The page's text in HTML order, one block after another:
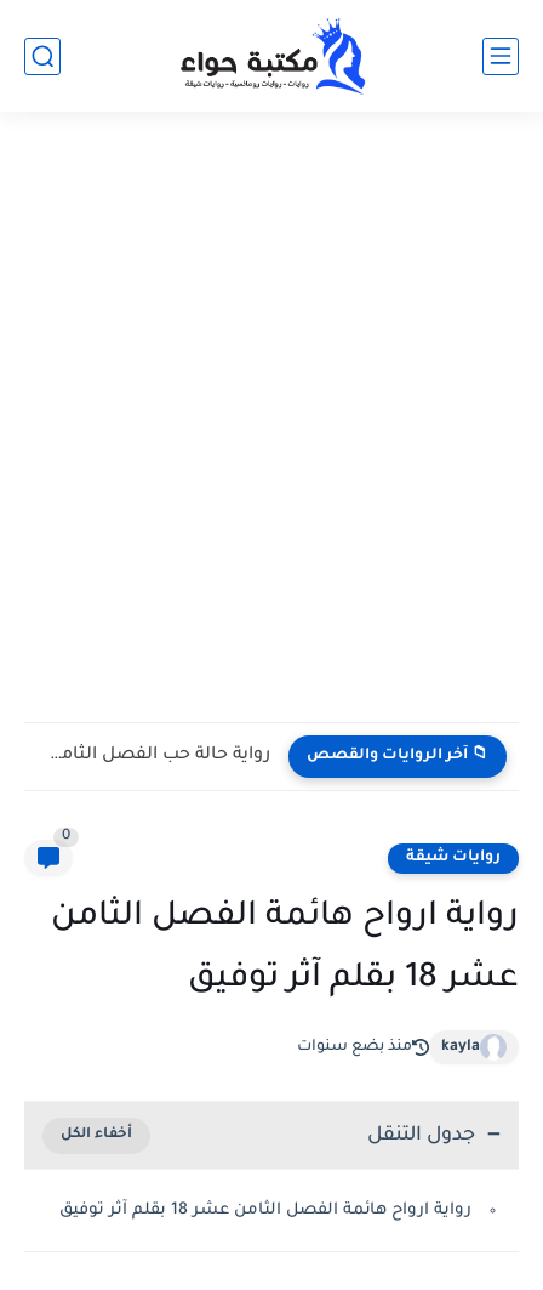
📁 آخر الروايات والقصص رواية حالة حب الفصل التاسع 9 بقلم مريم محمود
روايات شيقة
0
رواية ارواح هائمة الفصل الثامن
عشر 18 بقلم آثر توفيق
kayla منذ بضع سنوات
جدول التنقل
رواية ارواح هائمة الفصل الثامن عشر 18 بقلم آثر توفيق